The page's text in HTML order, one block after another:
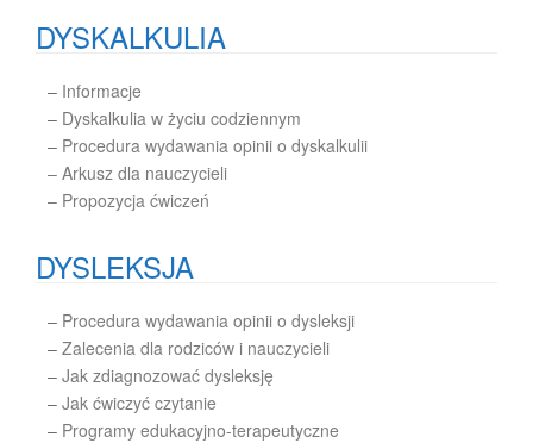
DYSKALKULIA
– Informacje
– Dyskalkulia w życiu codziennym
– Procedura wydawania opinii o dyskalkulii
– Arkusz dla nauczycieli
– Propozycja ćwiczeń
DYSLEKSJA
– Procedura wydawania opinii o dysleksji
– Zalecenia dla rodziców i nauczycieli
– Jak zdiagnozować dysleksję
– Jak ćwiczyć czytanie
– Programy edukacyjno-terapeutyczne